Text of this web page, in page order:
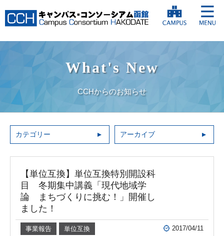
What's New
CCHからのお知らせ
カテゴリー アーカイブ
【単位互換】単位互換特別開設科
目 冬期集中講義「現代地域学
論 まちづくりに挑む！」開催し
ました！
事業報告 単位互換 2017/04/11